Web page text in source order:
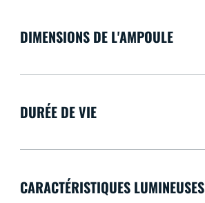
DIMENSIONS DE L'AMPOULE
DURÉE DE VIE
CARACTÉRISTIQUES LUMINEUSES